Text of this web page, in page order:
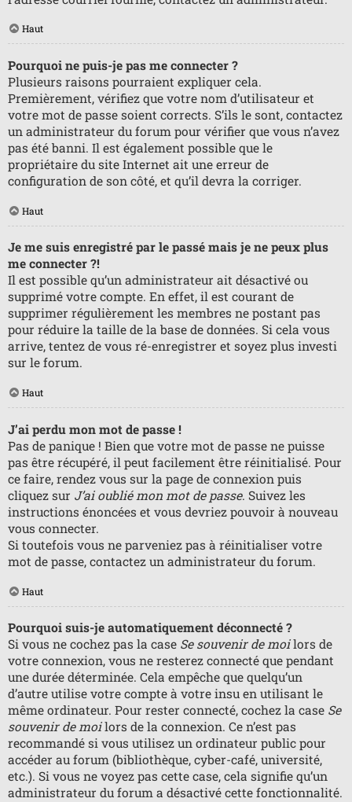
Haut
Pourquoi ne puis-je pas me connecter ?
Plusieurs raisons pourraient expliquer cela.
Premièrement, vérifiez que votre nom d’utilisateur et
votre mot de passe soient corrects. S’ils le sont, contactez
un administrateur du forum pour vérifier que vous n’avez
pas été banni. Il est également possible que le
propriétaire du site Internet ait une erreur de
configuration de son côté, et qu’il devra la corriger.
Haut
Je me suis enregistré par le passé mais je ne peux plus
me connecter ?!
Il est possible qu’un administrateur ait désactivé ou
supprimé votre compte. En effet, il est courant de
supprimer régulièrement les membres ne postant pas
pour réduire la taille de la base de données. Si cela vous
arrive, tentez de vous ré-enregistrer et soyez plus investi
sur le forum.
Haut
J’ai perdu mon mot de passe !
Pas de panique ! Bien que votre mot de passe ne puisse
pas être récupéré, il peut facilement être réinitialisé. Pour
ce faire, rendez vous sur la page de connexion puis
cliquez sur J’ai oublié mon mot de passe. Suivez les
instructions énoncées et vous devriez pouvoir à nouveau
vous connecter.
Si toutefois vous ne parveniez pas à réinitialiser votre
mot de passe, contactez un administrateur du forum.
Haut
Pourquoi suis-je automatiquement déconnecté ?
Si vous ne cochez pas la case Se souvenir de moilors de
votre connexion, vous ne resterez connecté que pendant
une durée déterminée. Cela empêche que quelqu’un
d’autre utilise votre compte à votre insu en utilisant le
même ordinateur. Pour rester connecté, cochez la case Se
souvenir de moilors de la connexion. Ce n’est pas
recommandé si vous utilisez un ordinateur public pour
accéder au forum (bibliothèque, cyber-café, université,
etc.). Si vous ne voyez pas cette case, cela signifie qu’un
administrateur du forum a désactivé cette fonctionnalité.